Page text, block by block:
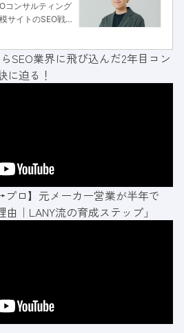
コンサルティング
サイトのSEO戦
市場・競合の調
両面から成果に直
SEO業界に飛び込んだ2年目コン
に迫る！
ロ】元メーカー営業が半年で
｜LANY流の育成ステップ」